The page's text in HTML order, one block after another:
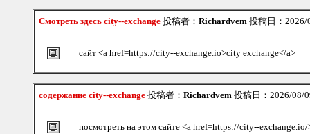
Смотреть здесь city--exchange 投稿者： Richardvem 投稿日：
сайт <a href=https://city--exchange.io>city exchange</a>
содержание city--exchange 投稿者： Richardvem 投稿日：2026/08/
посмотреть на этом сайте <a href=https://city--